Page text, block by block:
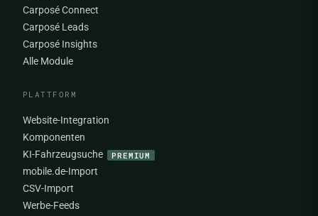
Carposé Connect
Carposé Leads
Carposé Insights
Alle Module
PLATTFORM
Website-Integration
Komponenten
KI-Fahrzeugsuche
PREMIUM
mobile.de-Import
CSV-Import
Werbe-Feeds